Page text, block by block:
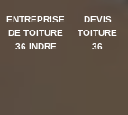
ENTREPRISE
DE TOITURE
36 INDRE
DEVIS
TOITURE
36